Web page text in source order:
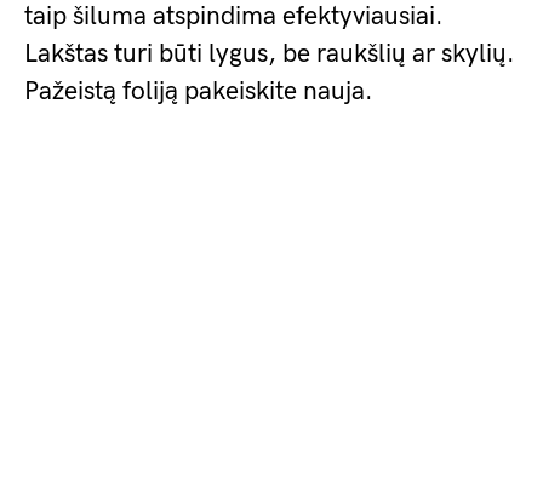
taip šiluma atspindima efektyviausiai.
Lakštas turi būti lygus, be raukšlių ar skylių.
Pažeistą foliją pakeiskite nauja.